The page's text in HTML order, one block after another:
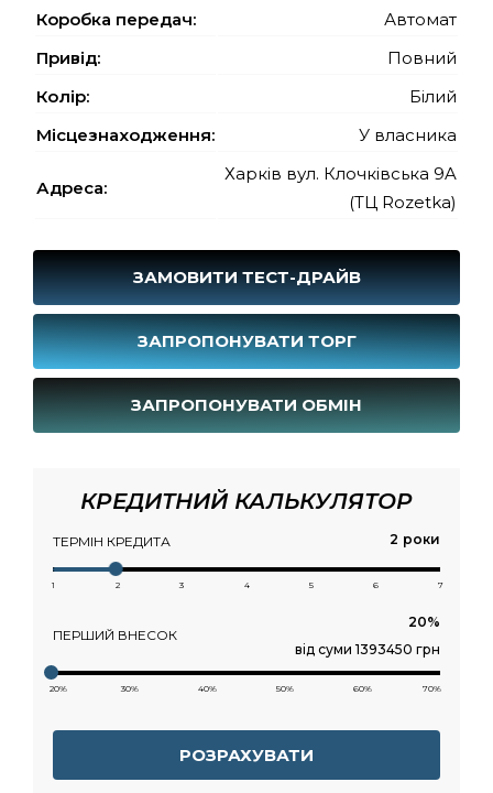
Коробка передач:
Автомат
Привід:
Повний
Колір:
Білий
Місцезнаходження:
У власника
Адреса:
Харків вул. Клочківська 9A
(ТЦ Rozetka)
ЗАМОВИТИ ТЕСТ-ДРАЙВ
ЗАПРОПОНУВАТИ ТОРГ
ЗАПРОПОНУВАТИ ОБМІН
КРЕДИТНИЙ КАЛЬКУЛЯТОР
ТЕРМІН КРЕДИТА роки
1 2 3 4 5 6 7
ПЕРШИЙ ВНЕСОК
від суми 1393450 грн
20% 30% 40% 50% 60% 70%
РОЗРАХУВАТИ